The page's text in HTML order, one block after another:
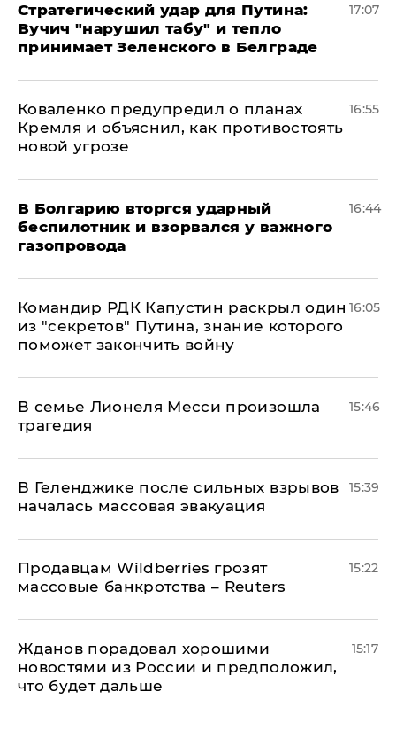
Стратегический удар для Путина:
Вучич "нарушил табу" и тепло
принимает Зеленского в Белграде
17:07
Коваленко предупредил о планах
Кремля и объяснил, как противостоять
новой угрозе
16:55
В Болгарию вторгся ударный
беспилотник и взорвался у важного
газопровода
16:44
Командир РДК Капустин раскрыл один
из "секретов" Путина, знание которого
поможет закончить войну
16:05
В семье Лионеля Месси произошла
трагедия
15:46
В Геленджике после сильных взрывов
началась массовая эвакуация
15:39
Продавцам Wildberries грозят
массовые банкротства – Reuters
15:22
Жданов порадовал хорошими
новостями из России и предположил,
что будет дальше
15:17